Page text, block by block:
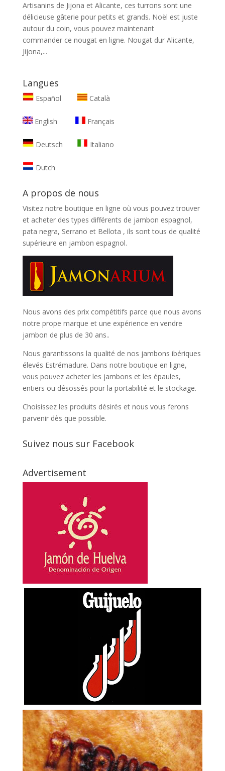
Artisanins de Jijona et Alicante, ces turrons sont une
délicieuse gâterie pour petits et grands. Noël est juste
autour du coin, vous pouvez maintenant
commander ce nougat en ligne. Nougat dur Alicante,
Jijona,...
Langues
Español Català
English Français
Deutsch Italiano
Dutch
A propos de nous
Visitez notre boutique en ligne où vous pouvez trouver
et acheter des types différents de jambon espagnol,
pata negra, Serrano et Bellota , ils sont tous de qualité
supérieure en jambon espagnol.
Nous avons des prix compétitifs parce que nous avons
notre prope marque et une expérience en vendre
jambon de plus de 30 ans..
Nous garantissons la qualité de nos jambons ibériques
élevés Estrémadure. Dans notre boutique en ligne,
vous pouvez acheter les jambons et les épaules,
entiers ou désossés pour la portabilité et le stockage.
Choisissez les produits désirés et nous vous ferons
parvenir dès que possible.
Suivez nous sur Facebook
Advertisement